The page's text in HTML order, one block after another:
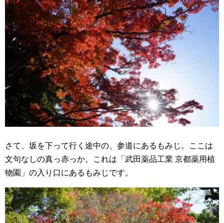
さて、坂を下って行く途中の、参道にあるもみじ。ここは
文句なしの真っ赤っか。これは「武田薬品工業 京都薬用植
物園」の入り口にあるもみじです。